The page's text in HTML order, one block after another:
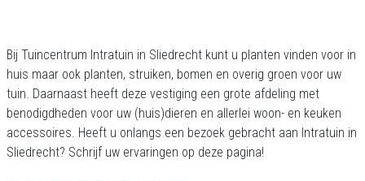
Bij Tuincentrum Intratuin in Sliedrecht kunt u planten vinden voor in
huis maar ook planten, struiken, bomen en overig groen voor uw
tuin. Daarnaast heeft deze vestiging een grote afdeling met
benodigdheden voor uw (huis)dieren en allerlei woon- en keuken
accessoires. Heeft u onlangs een bezoek gebracht aan Intratuin in
Sliedrecht? Schrijf uw ervaringen op deze pagina!